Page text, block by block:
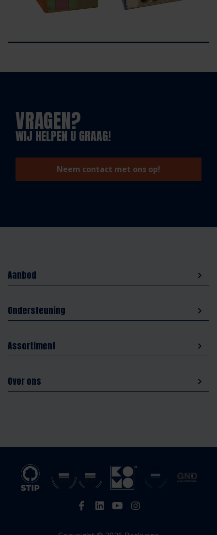
VRAGEN?
WIJ HELPEN U GRAAG!
Neem contact met ons op!
Aanbod
Ondersteuning
Assortiment
Over ons